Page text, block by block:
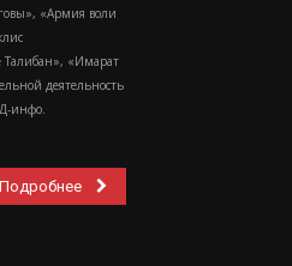
«Армия воли
Талибан», «Имарат
деятельность
инфо.
Подробнее